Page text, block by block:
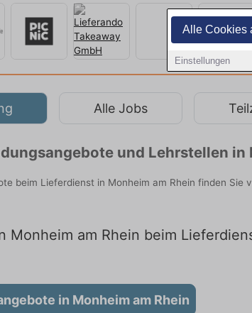
Alle Cookies
Einstellungen
Alle Jobs
und Lehrstellen in
beim Lieferdienst in Monheim am Rhein finden
Monheim am Rhein beim
in Monheim am Rhein